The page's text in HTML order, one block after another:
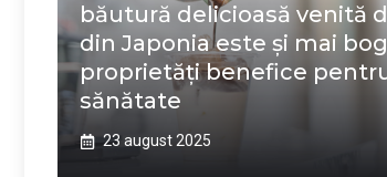
băutură delicioasă venită
din Japonia este și mai
proprietăți benefice
sănătate
23 august 2025